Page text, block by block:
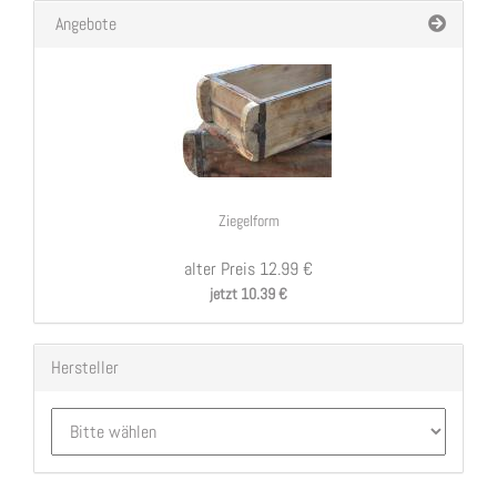
Angebote
Ziegelform
alter Preis 12.99 €
jetzt 10.39 €
Hersteller